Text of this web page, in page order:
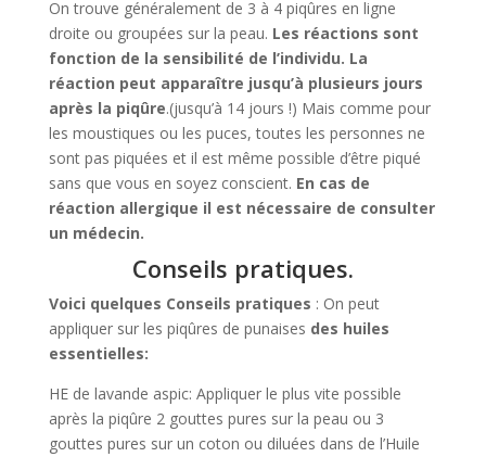
On trouve généralement de 3 à 4 piqûres en ligne
droite ou groupées sur la peau. Les réactions sont
fonction de la sensibilité de l’individu. La
réaction peut apparaître jusqu’à plusieurs jours
après la piqûre.(jusqu’à 14 jours !) Mais comme pour
les moustiques ou les puces, toutes les personnes ne
sont pas piquées et il est même possible d’être piqué
sans que vous en soyez conscient. En cas de
réaction allergique il est nécessaire de consulter
un médecin.
Conseils pratiques.
Voici quelques Conseils pratiques : On peut
appliquer sur les piqûres de punaises des huiles
essentielles:
HE de lavande aspic: Appliquer le plus vite possible
après la piqûre 2 gouttes pures sur la peau ou 3
gouttes pures sur un coton ou diluées dans de l’Huile